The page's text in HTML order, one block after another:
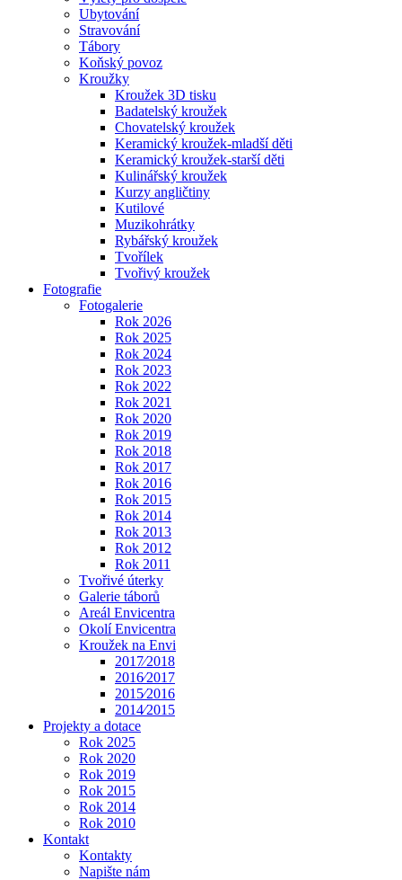
Ubytování
Stravování
Tábory
Koňský povoz
Kroužky
Kroužek 3D tisku
Badatelský kroužek
Chovatelský kroužek
Keramický kroužek-mladší děti
Keramický kroužek-starší děti
Kulinářský kroužek
Kurzy angličtiny
Kutilové
Muzikohrátky
Rybářský kroužek
Tvořílek
Tvořivý kroužek
Fotografie
Fotogalerie
Rok 2026
Rok 2025
Rok 2024
Rok 2023
Rok 2022
Rok 2021
Rok 2020
Rok 2019
Rok 2018
Rok 2017
Rok 2016
Rok 2015
Rok 2014
Rok 2013
Rok 2012
Rok 2011
Tvořivé úterky
Galerie táborů
Areál Envicentra
Okolí Envicentra
Kroužek na Envi
2017⁄2018
2016⁄2017
2015⁄2016
2014⁄2015
Projekty a dotace
Rok 2025
Rok 2020
Rok 2019
Rok 2015
Rok 2014
Rok 2010
Kontakt
Kontakty
Napište nám